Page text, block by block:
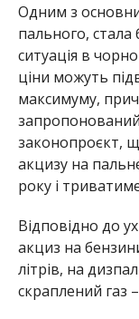
Одним з
пального, стала
ситуація в
ціни можуть
максимуму,
запропонований
законопроєкт,
акцизу на
року і
Відповідно до
акциз на
літрів, на
скраплений газ